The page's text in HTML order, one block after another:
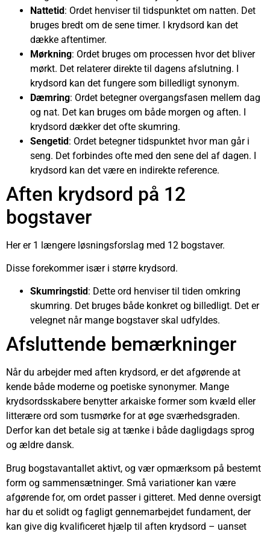
Nattetid: Ordet henviser til tidspunktet om natten. Det
bruges bredt om de sene timer. I krydsord kan det
dække aftentimer.
Mørkning: Ordet bruges om processen hvor det bliver
mørkt. Det relaterer direkte til dagens afslutning. I
krydsord kan det fungere som billedligt synonym.
Dæmring: Ordet betegner overgangsfasen mellem dag
og nat. Det kan bruges om både morgen og aften. I
krydsord dækker det ofte skumring.
Sengetid: Ordet betegner tidspunktet hvor man går i
seng. Det forbindes ofte med den sene del af dagen. I
krydsord kan det være en indirekte reference.
Aften krydsord på 12
bogstaver
Her er 1 længere løsningsforslag med 12 bogstaver.
Disse forekommer især i større krydsord.
Skumringstid : Dette ord henviser til tiden omkring
skumring. Det bruges både konkret og billedligt. Det er
velegnet når mange bogstaver skal udfyldes.
Afsluttende bemærkninger
Når du arbejder med aften krydsord, er det afgørende at
kende både moderne og poetiske synonymer. Mange
krydsordsskabere benytter arkaiske former som kvæld eller
litterære ord som tusmørke for at øge sværhedsgraden.
Derfor kan det betale sig at tænke i både dagligdags sprog
og ældre dansk.
Brug bogstavantallet aktivt, og vær opmærksom på bestemt
form og sammensætninger. Små variationer kan være
afgørende for, om ordet passer i gitteret. Med denne oversigt
har du et solidt og fagligt gennemarbejdet fundament, der
kan give dig kvalificeret hjælp til aften krydsord – uanset